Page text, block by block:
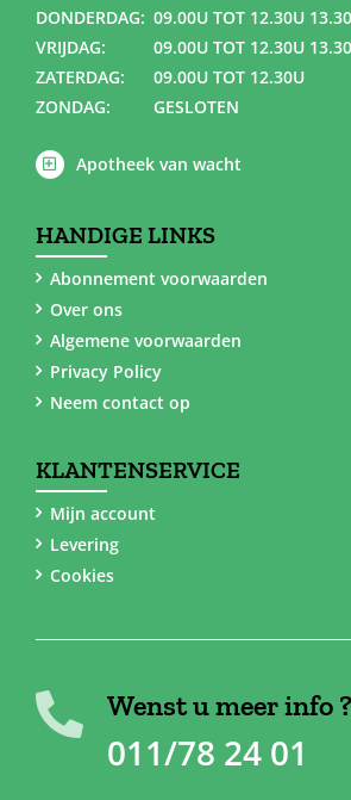
DONDERDAG: 09.00U TOT 12.30U
VRIJDAG:
09.00U TOT 12.30U
ZATERDAG:
09.00U TOT 12.30U
ZONDAG:
GESLOTEN
Apotheek van wacht
HANDIGE LINKS
Abonnement voorwaarden
Over ons
Algemene voorwaarden
Privacy Policy
Neem contact op
KLANTENSERVICE
Mijn account
Levering
Cookies
Wenst u meer info ?
011/78 24 01